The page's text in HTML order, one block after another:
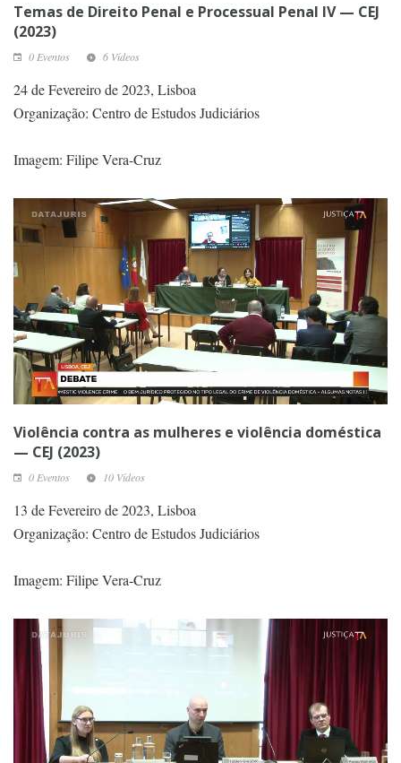
Temas de Direito Penal e Processual Penal IV — CEJ
(2023)
0 Eventos 6 Vídeos
24 de Fevereiro de 2023, Lisboa
Organização: Centro de Estudos Judiciários
Imagem: Filipe Vera-Cruz
Violência contra as mulheres e violência doméstica
— CEJ (2023)
0 Eventos 10 Vídeos
13 de Fevereiro de 2023, Lisboa
Organização: Centro de Estudos Judiciários
Imagem: Filipe Vera-Cruz